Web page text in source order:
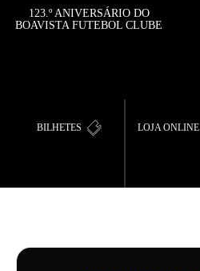
123.º ANIVERSÁRIO DO
BOAVISTA FUTEBOL CLUBE
BILHETES LOJA ONLINE